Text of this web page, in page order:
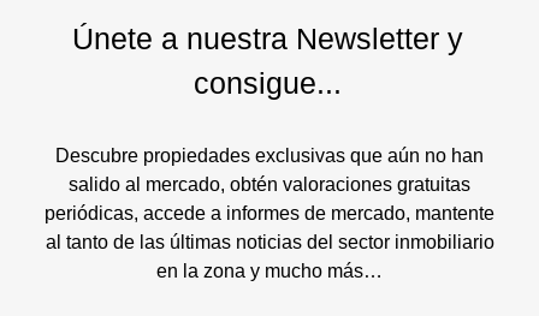
Únete a nuestra Newsletter y
consigue...
Descubre propiedades exclusivas que aún no han
salido al mercado, obtén valoraciones gratuitas
periódicas, accede a informes de mercado, mantente
al tanto de las últimas noticias del sector inmobiliario
en la zona y mucho más…